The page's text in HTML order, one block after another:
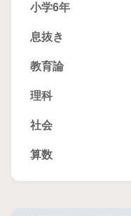
小学6年
息抜き
教育論
理科
社会
算数